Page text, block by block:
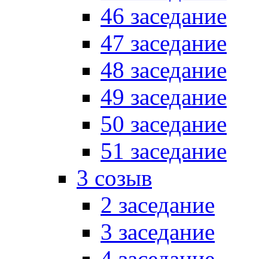
46 заседание
47 заседание
48 заседание
49 заседание
50 заседание
51 заседание
3 созыв
2 заседание
3 заседание